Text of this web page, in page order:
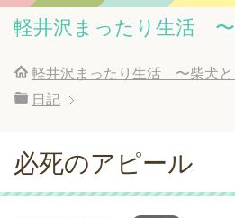
軽井沢まったり生活
軽井沢まったり生活 〜柴犬と
日記
必死のアピール